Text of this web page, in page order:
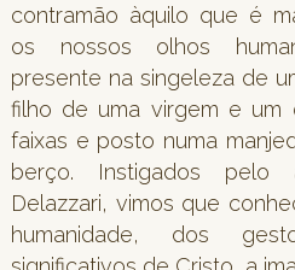
contramão àquilo que é
os nossos olhos
presente na singeleza de
filho de uma virgem e um
faixas e posto numa
berço. Instigados pelo
Delazzari, vimos que
humanidade, dos